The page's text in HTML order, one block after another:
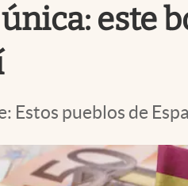
este
Estos pueblos de